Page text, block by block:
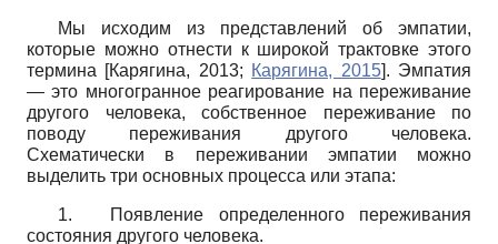
Мы исходим из представлений об эмпатии,
которые можно отнести к широкой трактовке этого
термина [Карягина, 2013; Карягина, 2015]. Эмпатия
— это многогранное реагирование на переживание
другого человека, собственное переживание по
поводу переживания другого человека.
Схематически в переживании эмпатии можно
выделить три основных процесса или этапа:
1.
Появление определенного переживания
состояния другого человека.